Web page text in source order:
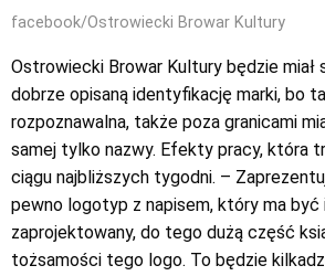
facebook/Ostrowiecki Browar Kultury
Ostrowiecki Browar Kultury będzie miał
dobrze opisaną identyfikację marki, bo
rozpoznawalna, także poza granicami
samej tylko nazwy. Efekty pracy, która
ciągu najbliższych tygodni. –
pewno logotyp z napisem, który ma być
zaprojektowany, do tego dużą część
tożsamości tego logo. To będzie